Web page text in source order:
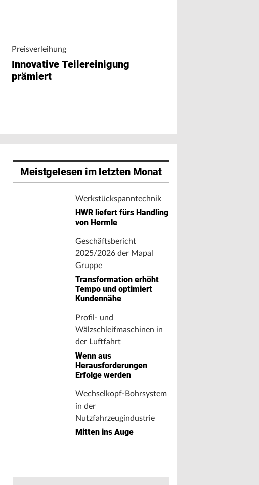
Preisverleihung
Innovative Teilereinigung
prämiert
Meistgelesen im letzten Monat
Werkstückspanntechnik
HWR liefert fürs Handling
von Hermle
Geschäftsbericht
2025/2026 der Mapal
Gruppe
Transformation erhöht
Tempo und optimiert
Kundennähe
Profil- und
Wälzschleifmaschinen in
der Luftfahrt
Wenn aus
Herausforderungen
Erfolge werden
Wechselkopf-Bohrsystem
in der
Nutzfahrzeugindustrie
Mitten ins Auge